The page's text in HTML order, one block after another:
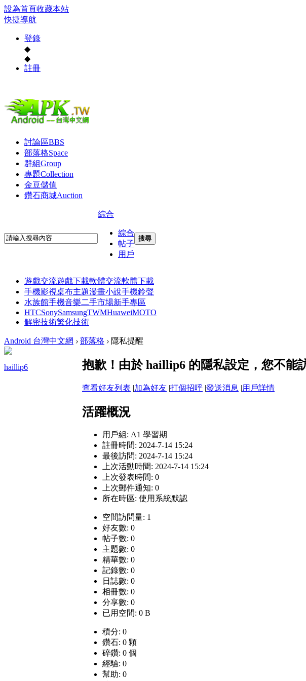
設為首頁收藏本站
快捷導航
登錄
◆
◆
註冊
討論區BBS
部落格Space
群組Group
專題Collection
金豆儲值
鑽石商城Auction
綜合
綜合
帖子
用戶
搜尋
遊戲交流遊戲下載軟體交流軟體下載
手機影視桌布主題漫畫小說手機鈴聲
水族館手機音樂二手市場新手專區
HTCSonySamsungTWMHuaweiMOTO
解密技術繁化技術
Android 台灣中文網 › 部落格 › 隱私提醒
haillip6 抱歉！由於 haillip6 的隱私設定，您不能
查看好友列表 |加為好友 |打個招呼 |發送消息 |用戶詳情
活躍概況
用戶組: A1 學習期
註冊時間: 2024-7-14 15:24
最後訪問: 2024-7-14 15:24
上次活動時間: 2024-7-14 15:24
上次發表時間: 0
上次郵件通知: 0
所在時區: 使用系統默認
空間訪問量: 1
好友數: 0
帖子數: 0
主題數: 0
精華數: 0
記錄數: 0
日誌數: 0
相冊數: 0
分享數: 0
已用空間: 0 B
積分: 0
鑽石: 0 顆
碎鑽: 0 個
經驗: 0
幫助: 0